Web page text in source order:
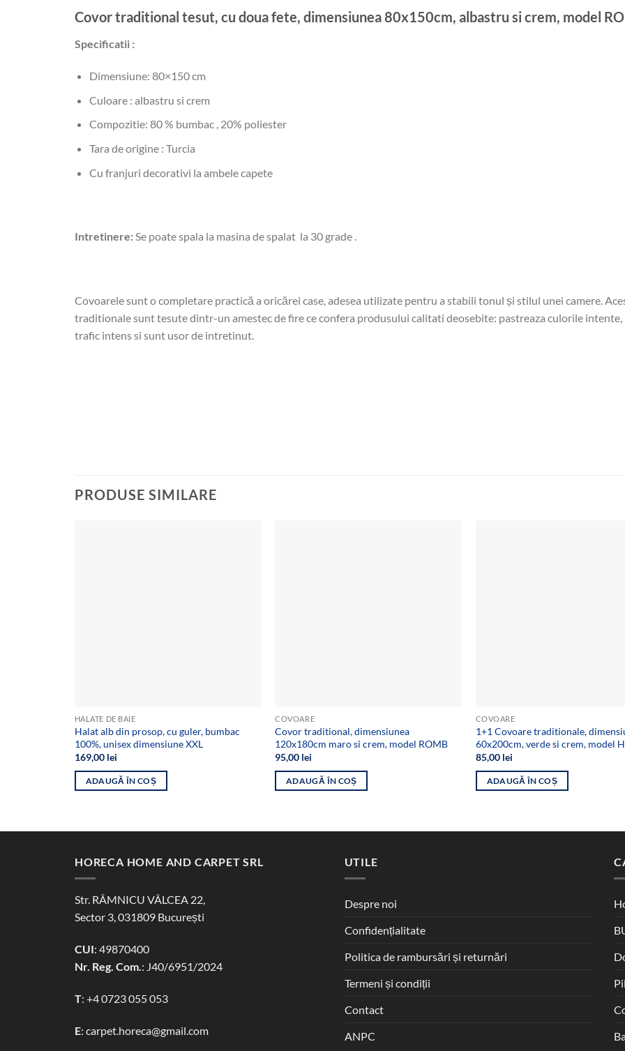
Covor traditional tesut, cu doua fete, dimensiunea 80x150cm, albastru si crem, model
Specificatii :
Dimensiune: 80×150 cm
Culoare : albastru si crem
Compozitie: 80 % bumbac , 20% poliester
Tara de origine : Turcia
Cu franjuri decorativi la ambele capete
Intretinere:Se poate spala la masina de spalat la 30 grade .
Covoarele sunt o completare practică a oricărei case, adesea utilizate pentru a stabili tonul și stilul unei camere.
traditionale sunt tesute dintr-un amestec de fire ce confera produsului calitati deosebite: pastreaza culorile
trafic intens si sunt usor de intretinut.
PRODUSE SIMILARE
HALATE DE BAIE
Halat alb din prosop, cu guler, bumbac
100%, unisex dimensiune XXL
169,00 lei
ADAUGĂ ÎN COȘ
COVOARE
Covor traditional, dimensiunea
120x180cm maro si crem, model ROMB
95,00 lei
ADAUGĂ ÎN COȘ
COVOARE
1+1 Covoare traditionale,
60x200cm, verde si crem, model
85,00 lei
ADAUGĂ ÎN COȘ
HORECA HOME AND CARPET SRL
Str. RÂMNICU VÂLCEA 22,
Sector 3, 031809 București
CUI: 49870400
Nr. Reg. Com.: J40/6951/2024
T: +4 0723 055 053
E: carpet.horeca@gmail.com
UTILE
Despre noi
Confidențialitate
Politica de rambursări și returnări
Termeni și condiții
Contact
ANPC